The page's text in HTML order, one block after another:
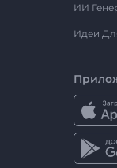
ИИ
Идеи